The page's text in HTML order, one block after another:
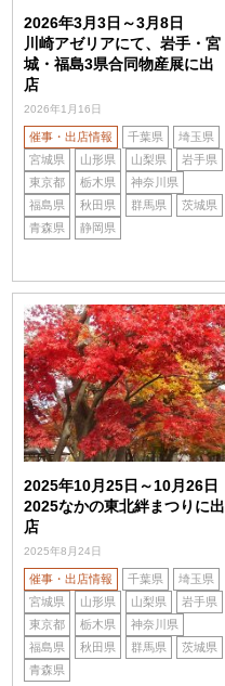
2026年3月3日～3月8日
川崎アゼリアにて、岩手・宮
城・福島3県合同物産展に出
店
2026年1月16日
催事・出店情報 千葉県
埼玉県
宮城県
山形県 山梨県
岩手県
東京都
栃木県
神奈川県
福島県
秋田県 群馬県
茨城県
青森県
静岡県
2025年10月25日～10月26日
2025なかの東北絆まつりに出
店
2025年8月24日
催事・出店情報 千葉県
埼玉県
宮城県
山形県 山梨県
岩手県
東京都
栃木県
神奈川県
福島県
秋田県 群馬県
茨城県
青森県